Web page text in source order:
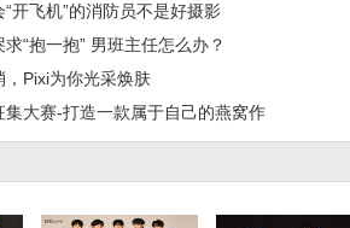
开飞机”的消防员不是好摄影
“抱一抱” 男班主任怎么办？
Pixi为你光采焕肤
集大赛-打造一款属于自己的燕窝作